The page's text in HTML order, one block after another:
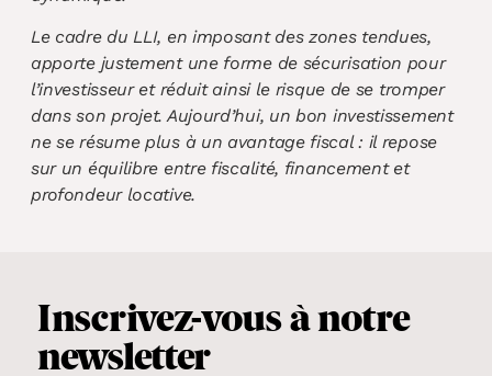
Le cadre du LLI, en imposant des zones tendues,
apporte justement une forme de sécurisation pour
l’investisseur et réduit ainsi le risque de se tromper
dans son projet. Aujourd’hui, un bon investissement
ne se résume plus à un avantage fiscal : il repose
sur un équilibre entre fiscalité, financement et
profondeur locative.
Inscrivez-vousà notre
newsletter